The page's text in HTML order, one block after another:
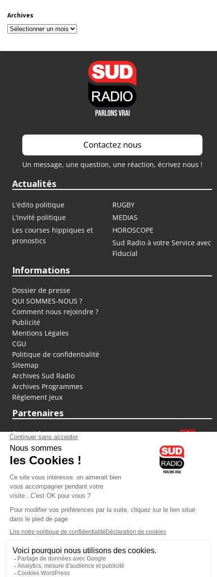
Archives
Archives
Contactez nous
Un message, une question, une réaction, écrivez nous !
Actualités
L'édito politique
RUGBY
L'invité politique
MEDIAS
Les courses hippiques et
pronostics
HOROSCOPE
Sud Radio à votre Service avec
Fiducial
Informations
Dossier de presse
QUI SOMMES-NOUS ?
Comment nous rejoindre ?
Publicité
Mentions Légales
CGU
Politique de confidentialité
Sitemap
Archives Sud Radio
Archives Programmes
Règlement jeux
Partenaires
fiducial.fr
lyoncapitale.fr
olympique-et-lyonnais.com
L'application Iphone / Android
Téléchargez l'application
Les cookies
Gestion des cookies
Crédit photos : ©Sud Radio / Pierre Olivier